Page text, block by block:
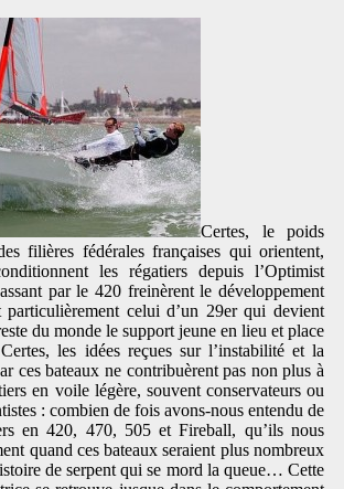
Certes, le poids
filières fédérales françaises qui orientent,
les régatiers depuis l’Optimist
par le 420 freinèrent le développement
particulièrement celui d’un 29er qui devient
du monde le support jeune en lieu et place
les idées reçues sur l’instabilité et la
ces bateaux ne contribuèrent pas non plus à
en voile légère, souvent conservateurs ou
: combien de fois avons-nous entendu de
en 420, 470, 505 et Fireball, qu’ils nous
quand ces bateaux seraient plus nombreux
de serpent qui se mord la queue… Cette